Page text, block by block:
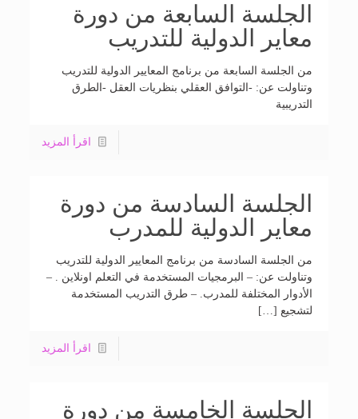
الجلسة السابعة من دورة
معاير الدولية للتدريب
من الجلسة السابعة من برنامج المعايير الدولية للتدريب
وتناولت عن: -التوافق العقلي بنظريات العقل -الطرق
التدريبية
اقرأ المزيد
الجلسة السادسة من دورة
معاير الدولية للمدرب
من الجلسة السادسة من برنامج المعايير الدولية للتدريب
وتناولت عن: – البرمجيات المستخدمة في التعلم اونلاين . –
الأدوار المختلفة للمدرب. – طرق التدريب المستخدمة
لتشجيع […]
اقرأ المزيد
الجلسة الخامسة من دورة